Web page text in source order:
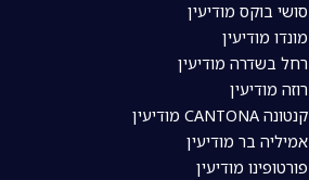
סושי בוקס מודיעין
מונדו מודיעין
רחל בשדרה מודיעין
רוזה מודיעין
קנטונה CANTONA מודיעין
אמיליה בר מודיעין
פורטופינו מודיעין